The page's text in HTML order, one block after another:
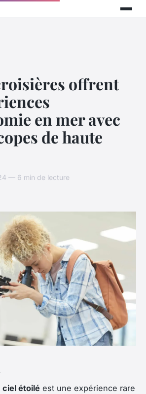
offrent
en mer avec
de haute
— 6 min de lecture
ciel étoilé est une expérience rare